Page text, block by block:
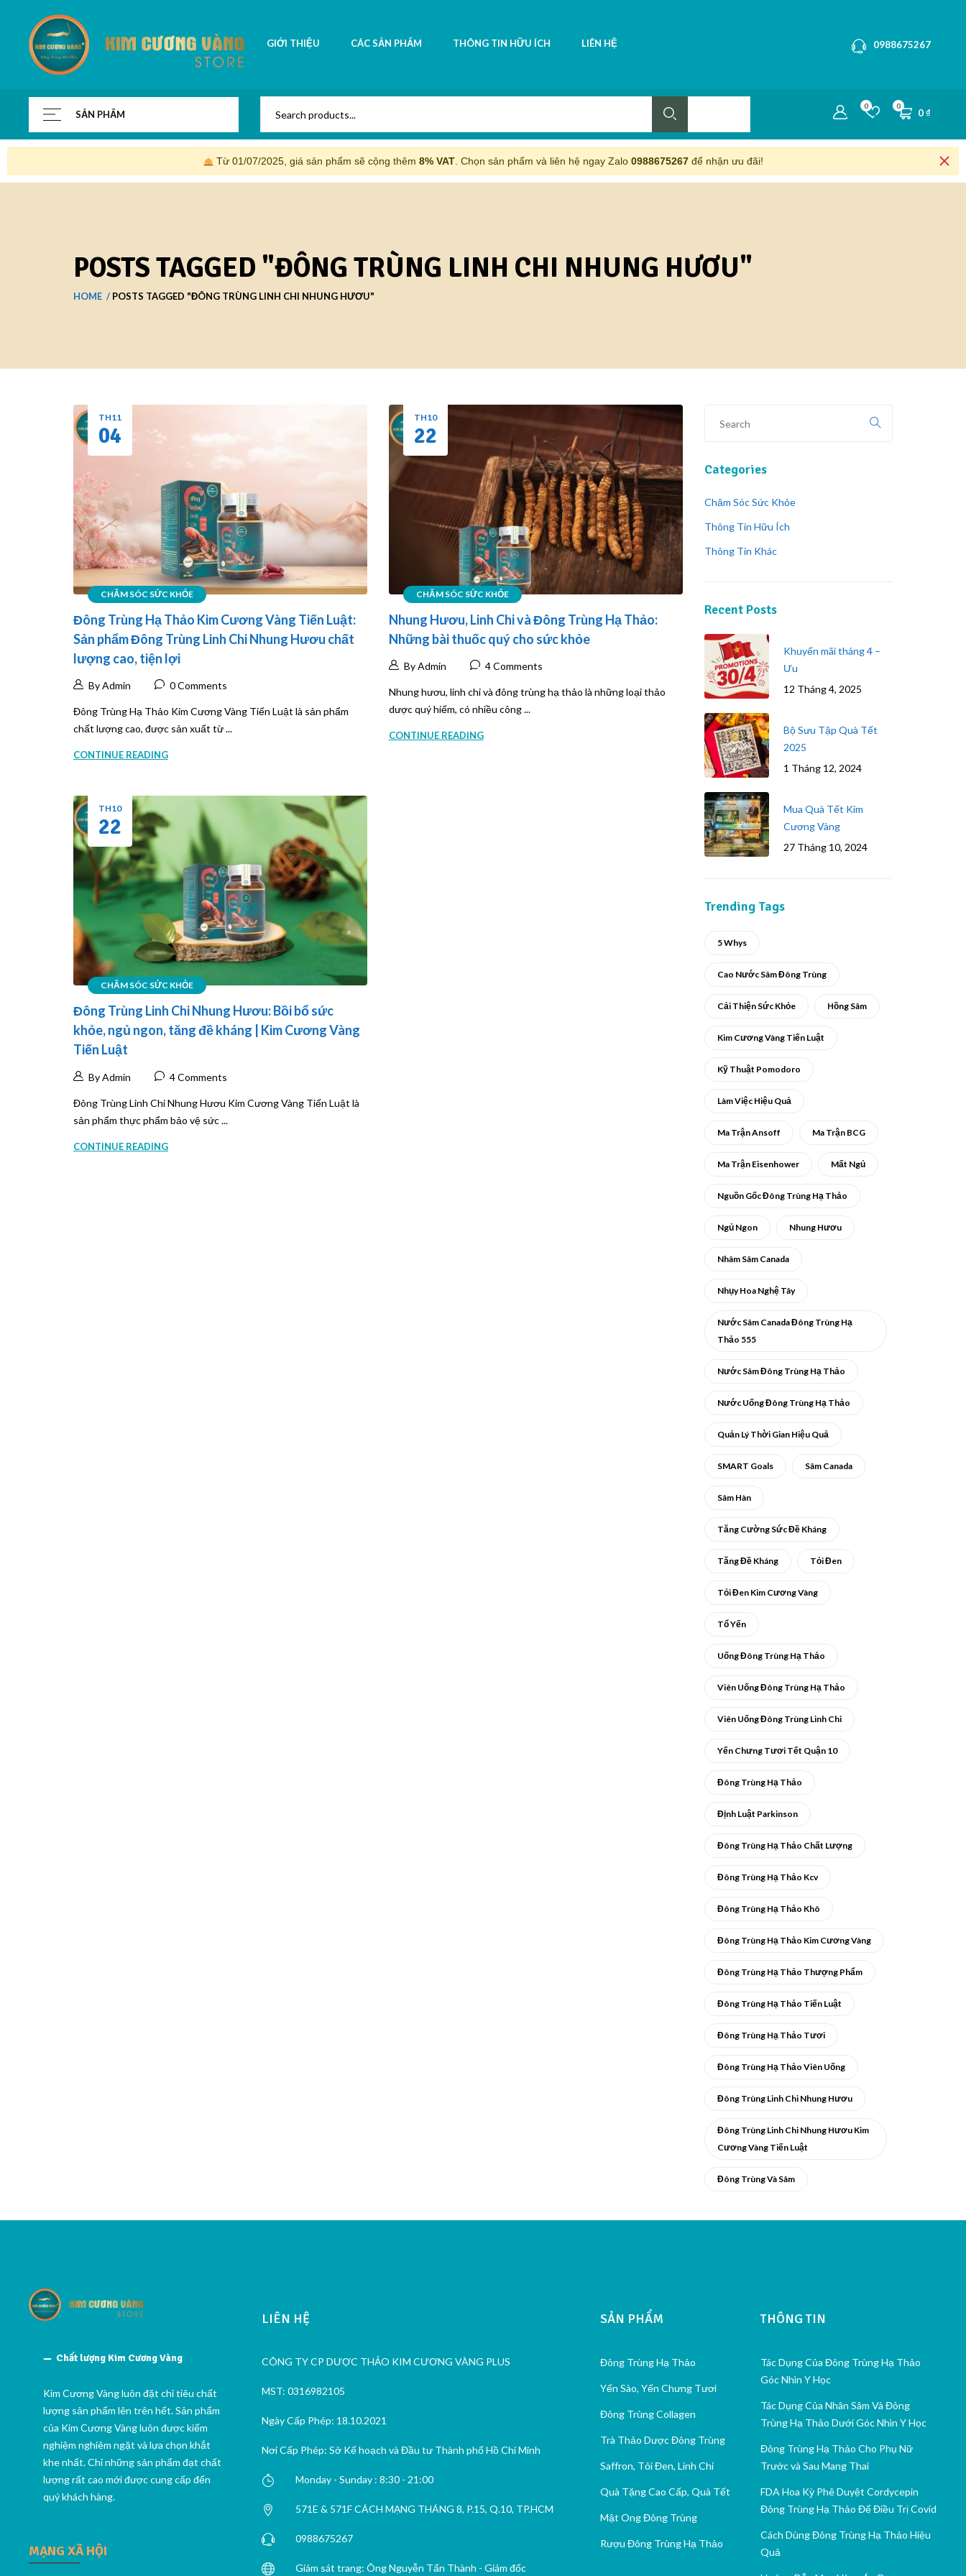
GIỚI THIỆU CÁC SẢN PHẨM THÔNG TIN HỮU ÍCH LIÊN HỆ 0988675267
SẢN PHẨM
0
0₫
0
Từ 01/07/2025, giá sản phẩm sẽ cộng thêm8% VAT. Chọn sản phẩm và liên hệ ngay Zalo0988675267 để nhận ưu đãi!
POSTS TAGGED "ĐÔNG TRÙNG LINH CHI NHUNG HƯƠU"
HOME POSTS TAGGED "ĐÔNG TRÙNG LINH CHI NHUNG HƯƠU"
CHĂM SÓC SỨC KHỎE
TH11
04
Đông Trùng Hạ Thảo Kim Cương Vàng Tiến Luật:
Sản phẩm Đông Trùng Linh Chi Nhung Hươu chất
lượng cao, tiện lợi
By Admin 0 Comments
Đông Trùng Hạ Thảo Kim Cương Vàng Tiến Luật là sản phẩm
chất lượng cao, được sản xuất từ ...
CONTINUE READING
CHĂM SÓC SỨC KHỎE
TH10
22
Nhung Hươu, Linh Chi và Đông Trùng Hạ Thảo:
Những bài thuốc quý cho sức khỏe
By Admin 4 Comments
Nhung hươu, linh chi và đông trùng hạ thảo là những loại thảo
dược quý hiếm, có nhiều công ...
CONTINUE READING
CHĂM SÓC SỨC KHỎE
TH10
22
Đông Trùng Linh Chi Nhung Hươu: Bồi bổ sức
khỏe, ngủ ngon, tăng đề kháng | Kim Cương Vàng
Tiến Luật
By Admin 4 Comments
Đông Trùng Linh Chi Nhung Hươu Kim Cương Vàng Tiến Luật là
sản phẩm thực phẩm bảo vệ sức ...
CONTINUE READING
Categories
Chăm Sóc Sức Khỏe
Thông Tin Hữu Ích
Thông Tin Khác
Recent Posts
Khuyến mãi tháng 4 –
Ưu
12 Tháng 4, 2025
Bộ Sưu Tập Quà Tết
2025
1 Tháng 12, 2024
Mua Quà Tết Kim
Cương Vàng
27 Tháng 10, 2024
Trending Tags
5 Whys
Cao Nước Sâm Đông Trùng
Cải Thiện Sức Khỏe Hồng Sâm
Kim Cương Vàng Tiến Luật
Kỹ Thuật Pomodoro
Làm Việc Hiệu Quả
Ma Trận Ansoff Ma Trận BCG
Ma Trận Eisenhower Mất Ngủ
Nguồn Gốc Đông Trùng Hạ Thảo
Ngủ Ngon Nhung Hươu
Nhâm Sâm Canada
Nhụy Hoa Nghệ Tây
Nước Sâm Canada Đông Trùng Hạ
Thảo 555
Nước Sâm Đông Trùng Hạ Thảo
Nước Uống Đông Trùng Hạ Thảo
Quản Lý Thời Gian Hiệu Quả
SMART Goals Sâm Canada
Sâm Hàn
Tăng Cường Sức Đề Kháng
Tăng Đề Kháng Tỏi Đen
Tỏi Đen Kim Cương Vàng
Tổ Yến
Uống Đông Trùng Hạ Thảo
Viên Uống Đông Trùng Hạ Thảo
Viên Uống Đông Trùng Linh Chi
Yến Chưng Tươi Tết Quận 10
Đông Trùng Hạ Thảo
Định Luật Parkinson
Đông Trùng Hạ Thảo Chất Lượng
Đông Trùng Hạ Thảo Kcv
Đông Trùng Hạ Thảo Khô
Đông Trùng Hạ Thảo Kim Cương Vàng
Đông Trùng Hạ Thảo Thượng Phẩm
Đông Trùng Hạ Thảo Tiến Luật
Đông Trùng Hạ Thảo Tươi
Đông Trùng Hạ Thảo Viên Uống
Đông Trùng Linh Chi Nhung Hươu
Đông Trùng Linh Chi Nhung Hươu Kim
Cương Vàng Tiến Luật
Đông Trùng Và Sâm
Chất lượng Kim Cương Vàng
Kim Cương Vàng luôn đặt chỉ tiêu chất
lượng sản phẩm lên trên hết. Sản phẩm
của Kim Cương Vàng luôn được kiểm
nghiệm nghiêm ngặt và lựa chọn khắt
khe nhất. Chỉ những sản phẩm đạt chất
lượng rất cao mới được cung cấp đến
quý khách hàng.
MẠNG XÃ HỘI
LIÊN HỆ
CÔNG TY CP DƯỢC THẢO KIM CƯƠNG VÀNG PLUS
MST: 0316982105
Ngày Cấp Phép: 18.10.2021
Nơi Cấp Phép: Sở Kế hoạch và Đầu tư Thành phố Hồ Chí Minh
Monday - Sunday : 8:30 - 21:00
571E & 571F CÁCH MẠNG THÁNG 8, P.15, Q.10, TP.HCM
0988675267
Giám sát trang: Ông Nguyễn Tấn Thành - Giám đốc
SẢN PHẨM
Đông Trùng Hạ Thảo
Yến Sào, Yến Chưng Tươi
Đông Trùng Collagen
Trà Thảo Dược Đông Trùng
Saffron, Tỏi Đen, Linh Chi
Quà Tặng Cao Cấp, Quà Tết
Mật Ong Đông Trùng
Rượu Đông Trùng Hạ Thảo
THÔNG TIN
Tác Dụng Của Đông Trùng Hạ Thảo
Góc Nhìn Y Học
Tác Dụng Của Nhân Sâm Và Đông
Trùng Hạ Thảo Dưới Góc Nhìn Y Học
Đông Trùng Hạ Thảo Cho Phụ Nữ
Trước và Sau Mang Thai
FDA Hoa Kỳ Phê Duyệt Cordycepin
Đông Trùng Hạ Thảo Để Điều Trị Covid
Cách Dùng Đông Trùng Hạ Thảo Hiệu
Quả